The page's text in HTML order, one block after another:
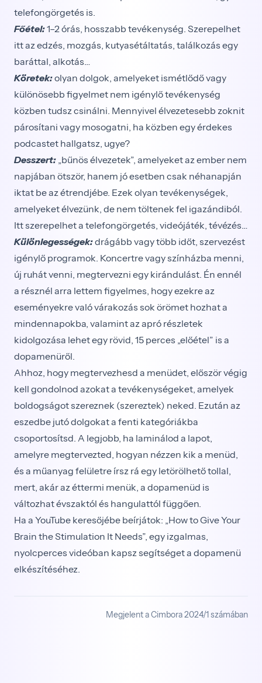
telefongörgetés is.
Főétel:1–2 órás, hosszabb tevékenység. Szerepelhet
itt az edzés, mozgás, kutyasétáltatás, találkozás egy
baráttal, alkotás…
Köretek:olyan dolgok, amelyeket ismétlődő vagy
különösebb figyelmet nem igénylő tevékenység
közben tudsz csinálni. Mennyivel élvezetesebb zoknit
párosítani vagy mosogatni, ha közben egy érdekes
podcastet hallgatsz, ugye?
Desszert: „bűnös élvezetek”, amelyeket az ember nem
napjában ötször, hanem jó esetben csak néhanapján
iktat be az étrendjébe. Ezek olyan tevékenységek,
amelyeket élvezünk, de nem töltenek fel igazándiból.
Itt szerepelhet a telefongörgetés, videójáték, tévézés…
Különlegességek:drágább vagy több időt, szervezést
igénylő programok. Koncertre vagy színházba menni,
új ruhát venni, megtervezni egy kirándulást. Én ennél
a résznél arra lettem figyelmes, hogy ezekre az
eseményekre való várakozás sok örömet hozhat a
mindennapokba, valamint az apró részletek
kidolgozása lehet egy rövid, 15 perces „előétel” is a
dopamenüről.
Ahhoz, hogy megtervezhesd a menüdet, először végig
kell gondolnod azokat a tevékenységeket, amelyek
boldogságot szereznek (szereztek) neked. Ezután az
eszedbe jutó dolgokat a fenti kategóriákba
csoportosítsd. A legjobb, ha laminálod a lapot,
amelyre megtervezted, hogyan nézzen kik a menüd,
és a műanyag felületre írsz rá egy letörölhető tollal,
mert, akár az éttermi menük, a dopamenüd is
változhat évszaktól és hangulattól függően.
Ha a YouTube keresőjébe beírjátok: „How to Give Your
Brain the Stimulation It Needs”, egy izgalmas,
nyolcperces videóban kapsz segítséget a dopamenü
elkészítéséhez.
Megjelent a Cimbora 2024/1 számában